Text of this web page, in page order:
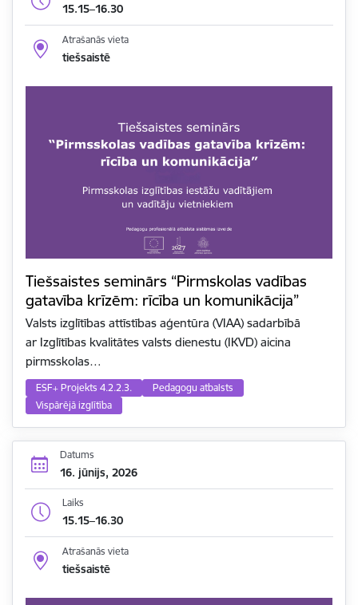
15.15–16.30
Atrašanās vieta
tiešsaistē
Tiešsaistes seminārs “Pirmskolas vadības
gatavība krīzēm: rīcība un komunikācija”
Valsts izglītības attīstības aģentūra (VIAA) sadarbībā
ar Izglītības kvalitātes valsts dienestu (IKVD) aicina
pirmsskolas…
ESF+ Projekts 4.2.2.3.
Pedagogu atbalsts
Vispārējā izglītība
Datums
16. jūnijs, 2026
Laiks
15.15–16.30
Atrašanās vieta
tiešsaistē